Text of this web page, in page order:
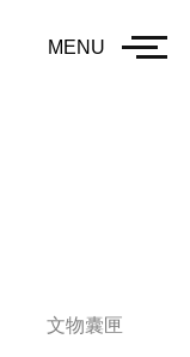
MENU
文物囊匣